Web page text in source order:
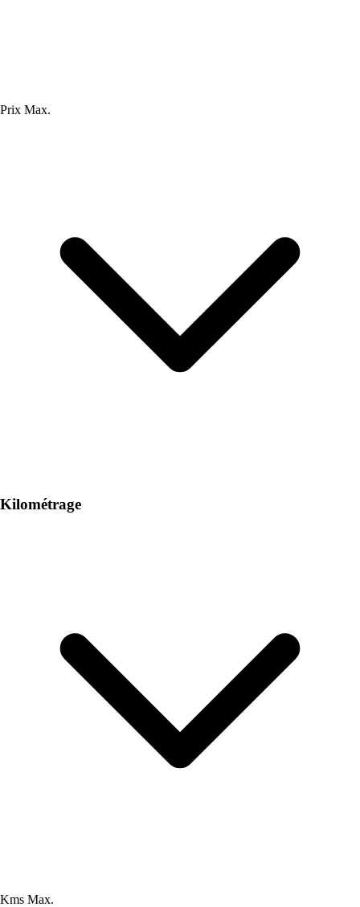
Prix Max.
Kilométrage
Kms Max.